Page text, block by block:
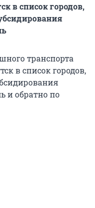
в список городов,
транспорта
в список городов,
и обратно по